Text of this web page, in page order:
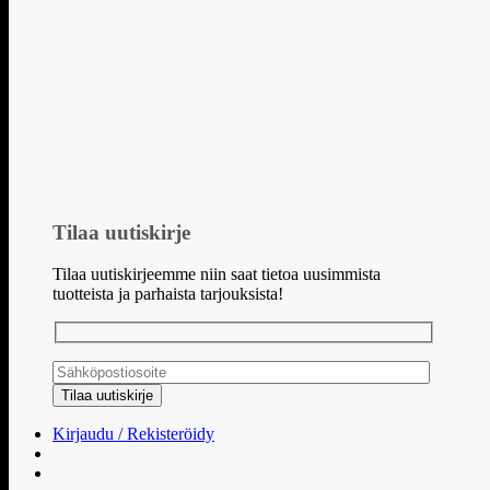
Tilaa uutiskirje
Tilaa uutiskirjeemme niin saat tietoa uusimmista
tuotteista ja parhaista tarjouksista!
Kirjaudu / Rekisteröidy